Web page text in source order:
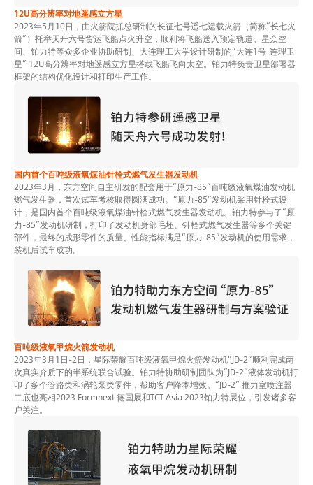
12U高分辨率对地遥感立方星
2023年5月10日，由火箭院抓总研制的长征七号遥七运载火箭（简称“长七火
箭”）托举天舟六号货运飞船点火升空，顺利将飞船送入预定轨道。星众空
间、铂力特等众多企业协助研制、大连理工大学设计研制的“大连1号-连理卫
星” 12U高分辨率对地遥感立方星搭载飞船飞向太空。铂力特负责卫星部署器
框架的结构优化设计和打印生产工作。
国内首个百吨级液氧煤油针栓式燃气发生器发动机
2023年3月，东方空间自主研发的配套用于“原力-85”百吨级液氧煤油发动机
燃气发生器，首次试车考核取得圆满成功。“原力-85”发动机采用针栓式设
计，是国内首个百吨级液氧煤油针栓式燃气发生器发动机。铂力特参与了“原
力-85”发动机研制，打印了发动机身部毛坯、针栓式燃气发生器等多个关键
部件，最终的成形零件的质量、性能指标满足“原力-85”发动机的使用需求，
装机后试车成功。
百吨级液氧甲烷火箭发动机
2023年3月1日-2日，星际荣耀百吨级液氧甲烷火箭发动机“JD-2”顺利完成两
次真实介质下的半系统联合试验。铂力特协助研制团队为“JD-2”液体发动机打
印了多个管路类和涡轮泵类零件，帮助客户降本增效。“JD-2” 推力室喷注器
二底也亮相2023 Formnext 德国展和TCT Asia 2023铂力特展位，引发诸多客
户关注。